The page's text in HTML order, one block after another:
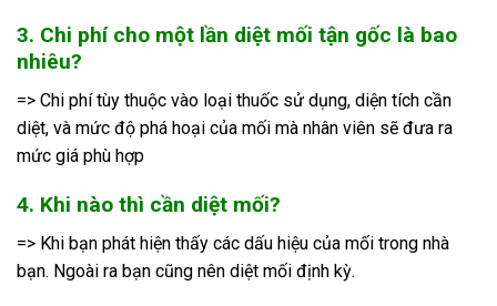
3. Chi phí cho một lần diệt mối tận gốc là bao
nhiêu?
=> Chi phí tùy thuộc vào loại thuốc sử dụng, diện tích cần
diệt, và mức độ phá hoại của mối mà nhân viên sẽ đưa ra
mức giá phù hợp
4. Khi nào thì cần diệt mối?
=> Khi bạn phát hiện thấy các dấu hiệu của mối trong nhà
bạn. Ngoài ra bạn cũng nên diệt mối định kỳ.